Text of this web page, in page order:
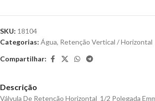
SKU: 18104
Categorias: Água, Retenção Vertical / Horizontal
Compartilhar:
Descrição
Válvula De Retenção Horizontal 1/2 Polegada